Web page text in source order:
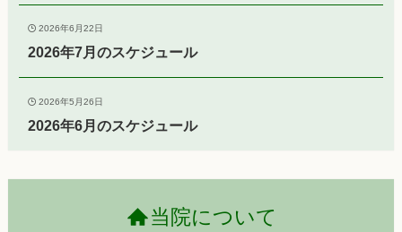
2026年6月22日
2026年7月のスケジュール
2026年5月26日
2026年6月のスケジュール
当院について